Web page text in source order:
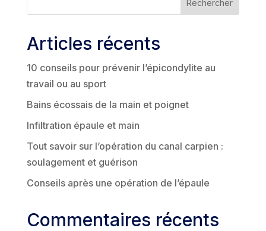
Rechercher
Articles récents
10 conseils pour prévenir l’épicondylite au
travail ou au sport
Bains écossais de la main et poignet
Infiltration épaule et main
Tout savoir sur l’opération du canal carpien :
soulagement et guérison
Conseils après une opération de l’épaule
Commentaires récents